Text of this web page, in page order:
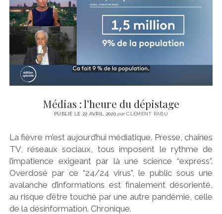
Médias : l’heure du dépistage
PUBLIÉ LE 22 AVRIL 2020parCLÉMENT RABU
La fièvre m’est aujourd’hui médiatique. Presse, chaînes
TV, réseaux sociaux, tous imposent le rythme de
l’impatience exigeant par là une science “express”.
Overdosé par ce “24/24 virus”, le public sous une
avalanche d’informations est finalement désorienté,
au risque d’être touché par une autre pandémie, celle
de la désinformation. Chronique.